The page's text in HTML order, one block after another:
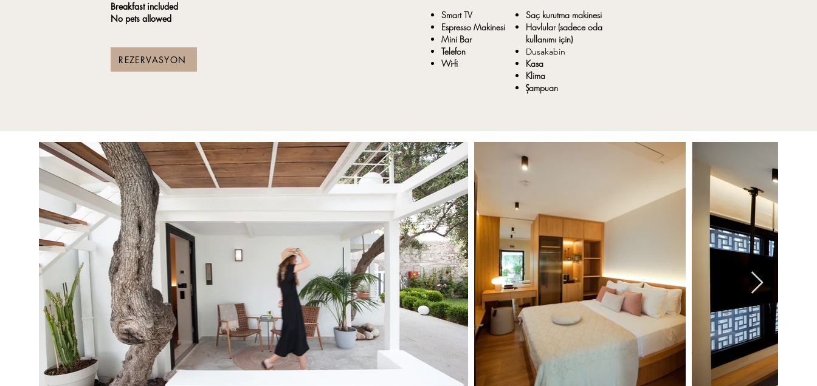
Breakfast included
No pets allowed
REZERVASYON
Saç kurutma makinesi
Havlular (sadece oda
kullanımı için)
Dusakabin
Kasa
Klima
Şampuan
Smart TV
Espresso Makinesi
Mini Bar
Telefon
Wi-fi